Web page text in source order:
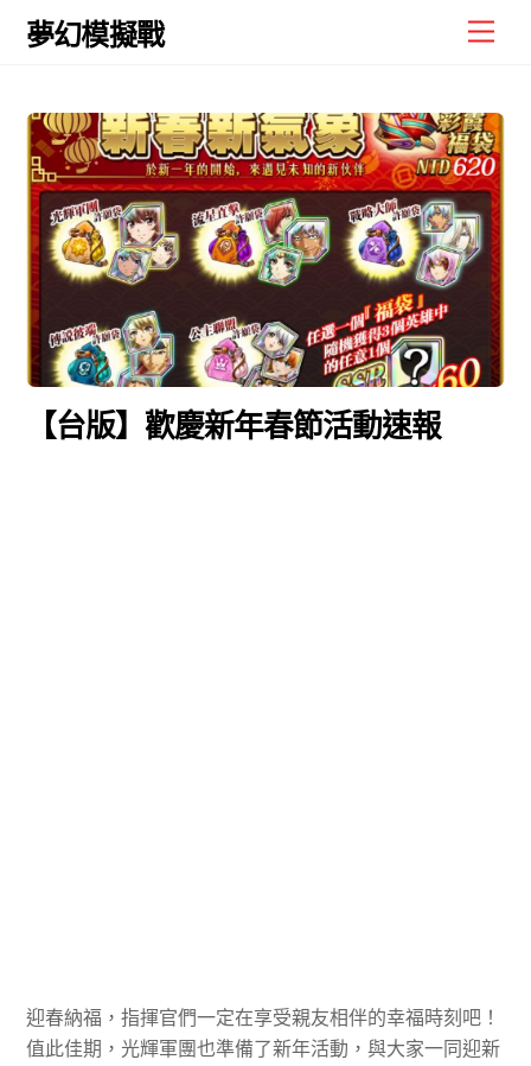
Skip
夢幻模擬戰
【台版】歡慶新年春節活動速報
迎春納福，指揮官們一定在享受親友相伴的幸福時刻吧！
值此佳期，光輝軍團也準備了新年活動，與大家一同迎新